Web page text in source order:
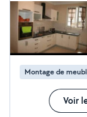
serviable et d’une
confiance qui tient
qui est très appréciable. Son travail est soigné, les
sont impeccables
Un excellent rapport qualité-prix
satisfaite de son
yeux fermés. Merci
professionnalisme !
Montage de
Voir